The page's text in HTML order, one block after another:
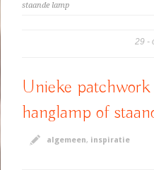
staande lamp
29
Unieke
hanglamp of
algemeen, inspiratie